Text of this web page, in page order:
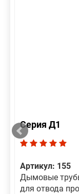
Серия Д1
Артикул: 155
Дымовые
для отвода